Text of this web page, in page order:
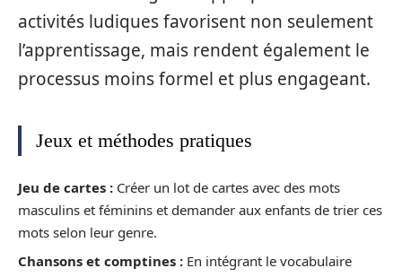
activités ludiques favorisent non seulement
l’apprentissage, mais rendent également le
processus moins formel et plus engageant.
Jeux et méthodes pratiques
Jeu de cartes : Créer un lot de cartes avec des mots
masculins et féminins et demander aux enfants de trier ces
mots selon leur genre.
Chansons et comptines : En intégrant le vocabulaire